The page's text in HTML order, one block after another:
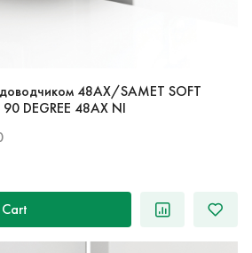
48AX/SAMET SOFT
DEGREE 48AX NI
Cart